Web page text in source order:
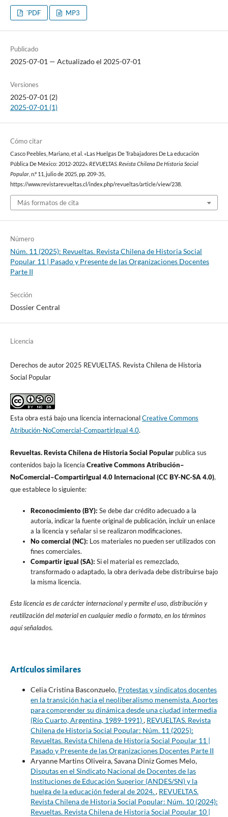
´PDF MP3
Publicado
2025-07-01 — Actualizado el 2025-07-01
Versiones
2025-07-01 (2)
2025-07-01 (1)
Cómo citar
Casco Peebles, Mariano, et al. «Las Huelgas De Trabajadores De La educación
Pública De México: 2012-2022». REVUELTAS. Revista Chilena De Historia Social
Popular, n.º 11, julio de 2025, pp. 209-35,
https://www.revistarevueltas.cl/index.php/revueltas/article/view/238.
Más formatos de cita
Número
Núm. 11 (2025): Revueltas. Revista Chilena de Historia Social
Popular 11 | Pasado y Presente de las Organizaciones Docentes
Parte II
Sección
Dossier Central
Licencia
Derechos de autor 2025 REVUELTAS. Revista Chilena de Historia
Social Popular
Esta obra está bajo una licencia internacionalCreative Commons
Atribución-NoComercial-CompartirIgual 4.0.
Revueltas. Revista Chilena de Historia Social Popularpublica sus
contenidos bajo la licencia Creative Commons Atribución–
NoComercial–CompartirIgual 4.0 Internacional (CC BY-NC-SA 4.0),
que establece lo siguiente:
Reconocimiento (BY): Se debe dar crédito adecuado a la
autoría, indicar la fuente original de publicación, incluir un enlace
a la licencia y señalar si se realizaron modificaciones.
No comercial (NC): Los materiales no pueden ser utilizados con
fines comerciales.
Compartir igual (SA): Si el material es remezclado,
transformado o adaptado, la obra derivada debe distribuirse bajo
la misma licencia.
Esta licencia es de carácter internacional y permite el uso, distribución y
reutilización del material en cualquier medio o formato, en los términos
aquí señalados.
Artículos similares
Celia Cristina Basconzuelo, Protestas y sindicatos docentes
en la transición hacia el neoliberalismo menemista. Aportes
para comprender su dinámica desde una ciudad intermedia
(Río Cuarto, Argentina, 1989-1991), REVUELTAS. Revista
Chilena de Historia Social Popular: Núm. 11 (2025):
Revueltas. Revista Chilena de Historia Social Popular 11 |
Pasado y Presente de las Organizaciones Docentes Parte II
Aryanne Martins Oliveira, Savana Diniz Gomes Melo,
Disputas en el Sindicato Nacional de Docentes de las
Instituciones de Educación Superior (ANDES/SN) y la
huelga de la educación federal de 2024., REVUELTAS.
Revista Chilena de Historia Social Popular: Núm. 10 (2024):
Revueltas. Revista Chilena de Historia Social Popular 10 |